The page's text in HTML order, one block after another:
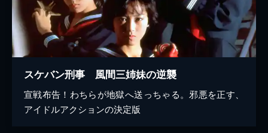
スケバン刑事 風間三姉妹の逆襲
宣戦布告！わちらが地獄へ送っちゃる。邪悪を正す、
アイドルアクションの決定版